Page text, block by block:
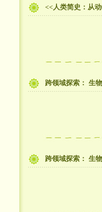
<<人类简史：从
跨领域探索： 生
跨领域探索： 生